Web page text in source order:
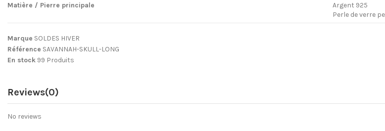
Matière / Pierre principale
Argent 925
Perle de verre
Marque SOLDES HIVER
Référence SAVANNAH-SKULL-LONG
En stock 99 Produits
Reviews(0)
No reviews